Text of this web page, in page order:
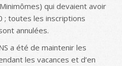
qui devaient avoir
; toutes les inscriptions
annulées.
a été de maintenir les
les vacances et d’en